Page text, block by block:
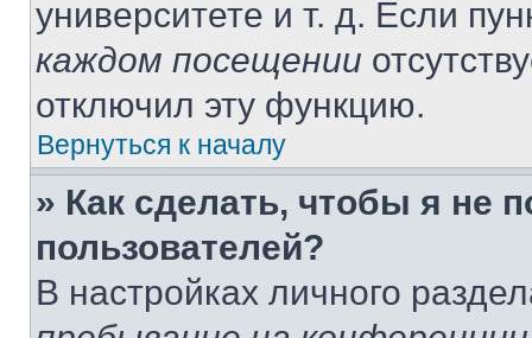
университете и т. д. Если
каждом посещении
отключил эту функцию.
Вернуться к началу
» Как сделать, чтобы я не
пользователей?
В настройках личного